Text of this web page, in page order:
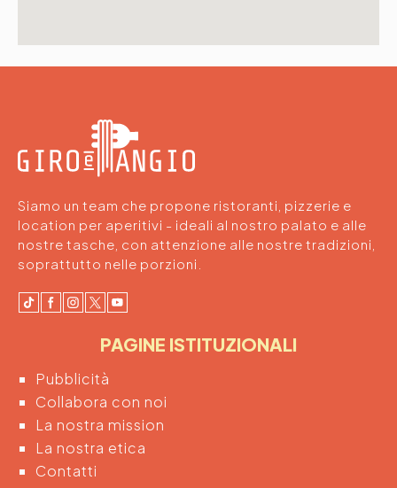
Siamo un team che propone ristoranti, pizzerie e
location per aperitivi - ideali al nostro palato e alle
nostre tasche, con attenzione alle nostre tradizioni,
soprattutto nelle porzioni.
PAGINE ISTITUZIONALI
Pubblicità
Collabora con noi
La nostra mission
La nostra etica
Contatti